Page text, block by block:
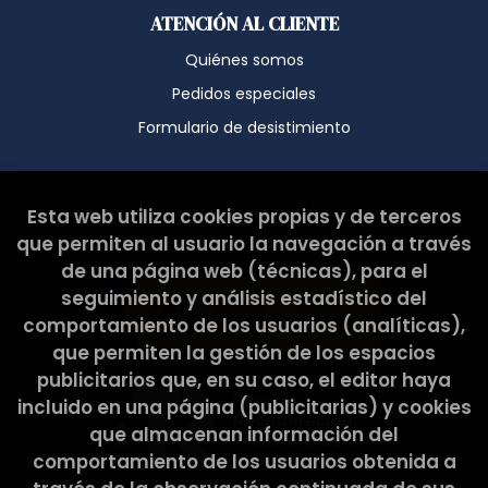
ATENCIÓN AL CLIENTE
Quiénes somos
Pedidos especiales
Formulario de desistimiento
Esta web ha sido subvencionada por el Ministerio de
Cultura y Deporte.
Esta web utiliza cookies propias y de terceros
que permiten al usuario la navegación a través
de una página web (técnicas), para el
seguimiento y análisis estadístico del
comportamiento de los usuarios (analíticas),
que permiten la gestión de los espacios
publicitarios que, en su caso, el editor haya
incluido en una página (publicitarias) y cookies
que almacenan información del
comportamiento de los usuarios obtenida a